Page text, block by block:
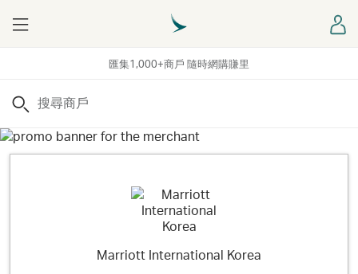
匯集1,000+商戶 隨時網購賺里
Menu
搜尋
Marriott International Korea